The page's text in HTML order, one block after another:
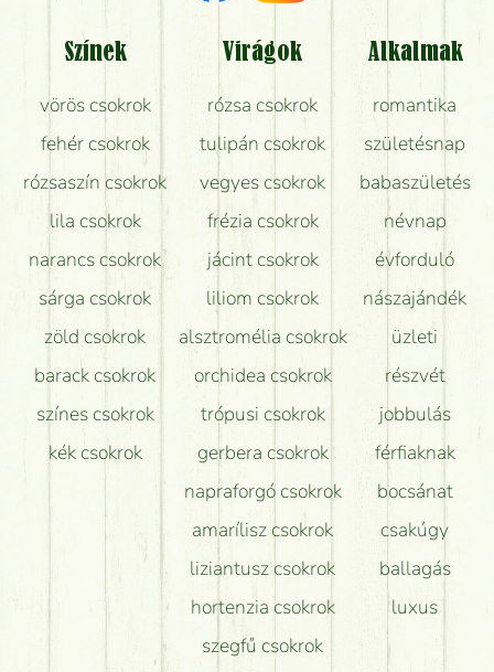
Tényleg azt kapom, ami a képen van?
Mit kell tudni a virágcsokrok szállításáról?
Hogy marad a lehető legtovább friss a csokor?
Tudok adventi koszorút vásárolni boltban?
Színek
vörös csokrok
fehér csokrok
rózsaszín csokrok
lila csokrok
narancs csokrok
sárga csokrok
zöld csokrok
barack csokrok
színes csokrok
kék csokrok
Virágok
rózsa csokrok
tulipán csokrok
vegyes csokrok
frézia csokrok
jácint csokrok
liliom csokrok
alsztromélia csokrok
orchidea csokrok
trópusi csokrok
gerbera csokrok
napraforgó csokrok
amarílisz csokrok
liziantusz csokrok
hortenzia csokrok
szegfű csokrok
Alkalmak
romantika
születésnap
babaszületés
névnap
évforduló
nászajándék
üzleti
részvét
jobbulás
férfiaknak
bocsánat
csakúgy
ballagás
luxus